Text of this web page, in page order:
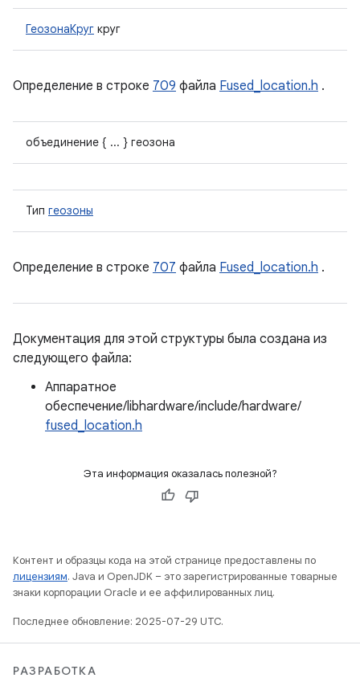
ГеозонаКруг круг
Определение в строке 709 файла Fused_location.h .
объединение { ... } геозона
Тип геозоны
Определение в строке 707 файла Fused_location.h .
Документация для этой структуры была создана из
следующего файла:
Аппаратное
обеспечение/libhardware/include/hardware/
fused_location.h
Эта информация оказалась полезной?
Контент и образцы кода на этой странице предоставлены по
лицензиям. Java и OpenJDK – это зарегистрированные товарные
знаки корпорации Oracle и ее аффилированных лиц.
Последнее обновление: 2025-07-29 UTC.
РАЗРАБОТКА